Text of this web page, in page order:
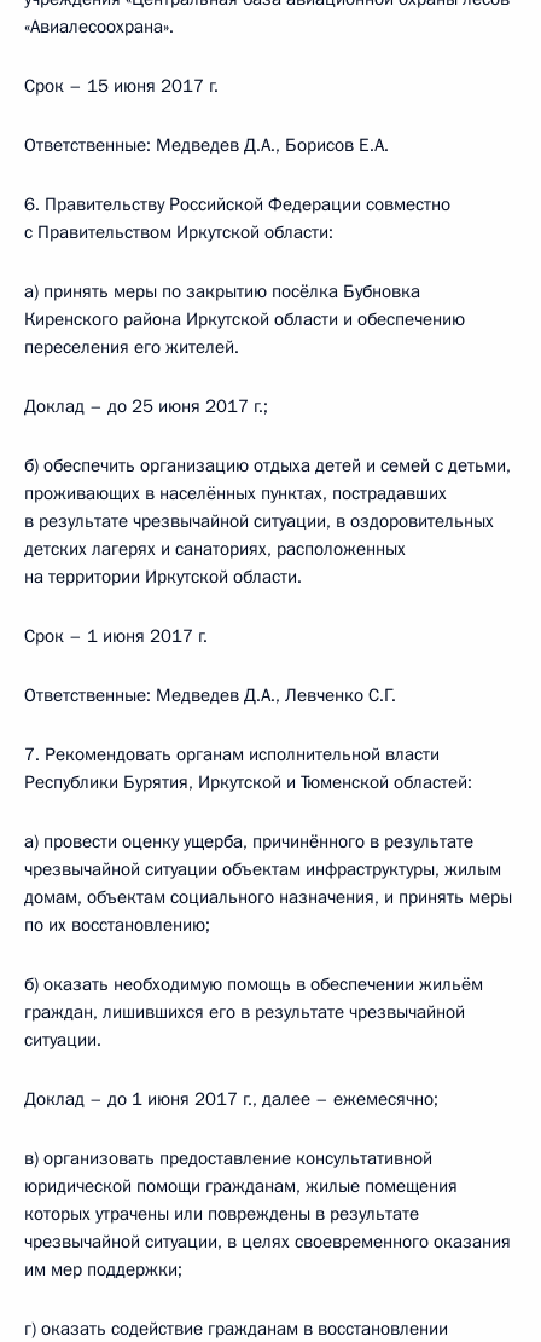
«Авиалесоохрана».
Срок – 15 июня 2017 г.
Ответственные: Медведев Д.А., Борисов Е.А.
6. Правительству Российской Федерации совместно
с Правительством Иркутской области:
а) принять меры по закрытию посёлка Бубновка
Киренского района Иркутской области и обеспечению
переселения его жителей.
Доклад – до 25 июня 2017 г.;
б) обеспечить организацию отдыха детей и семей с детьми,
проживающих в населённых пунктах, пострадавших
в результате чрезвычайной ситуации, в оздоровительных
детских лагерях и санаториях, расположенных
на территории Иркутской области.
Срок – 1 июня 2017 г.
Ответственные: Медведев Д.А., Левченко С.Г.
7. Рекомендовать органам исполнительной власти
Республики Бурятия, Иркутской и Тюменской областей:
а) провести оценку ущерба, причинённого в результате
чрезвычайной ситуации объектам инфраструктуры, жилым
домам, объектам социального назначения, и принять меры
по их восстановлению;
б) оказать необходимую помощь в обеспечении жильём
граждан, лишившихся его в результате чрезвычайной
ситуации.
Доклад – до 1 июня 2017 г., далее – ежемесячно;
в) организовать предоставление консультативной
юридической помощи гражданам, жилые помещения
которых утрачены или повреждены в результате
чрезвычайной ситуации, в целях своевременного оказания
им мер поддержки;
г) оказать содействие гражданам в восстановлении